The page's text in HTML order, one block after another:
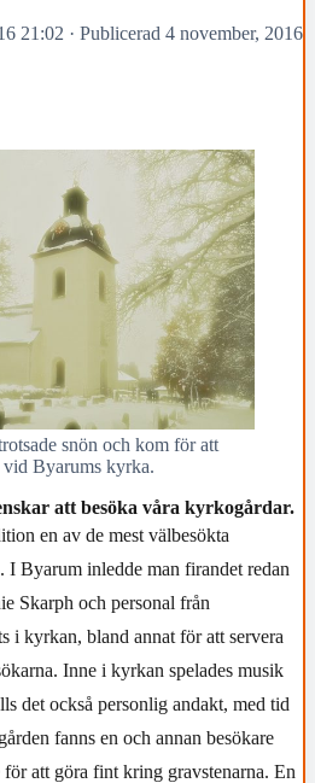
21:02 · Publicerad 4 november, 2016
snön och kom för att
Byarums kyrka.
att besöka våra kyrkogårdar.
en av de mest välbesökta
I Byarum inledde man firandet redan
Skarph och personal från
i kyrkan, bland annat för att servera
Inne i kyrkan spelades musik
det också personlig andakt, med tid
fanns en och annan besökare
att göra fint kring gravstenarna. En